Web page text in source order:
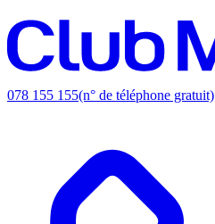
078 155 155(n° de téléphone gratuit)